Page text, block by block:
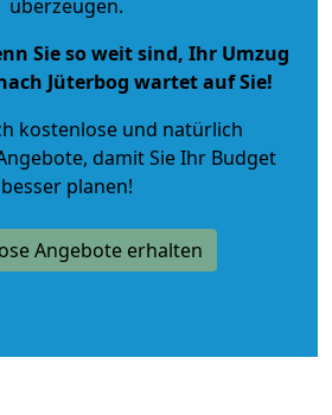
überzeugen.
Sie so weit sind, Ihr Umzug
Jüterbog wartet auf Sie!
kostenlose und natürlich
, damit Sie Ihr Budget
besser planen!
Angebote erhalten